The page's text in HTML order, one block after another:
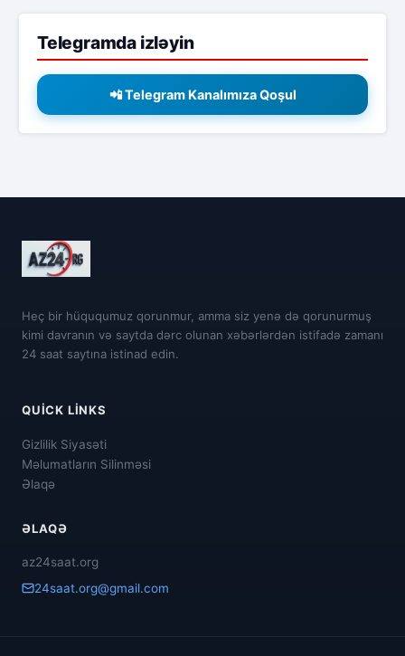
Telegramda izləyin
📲 Telegram Kanalımıza Qoşul
Heç bir hüququmuz qorunmur, amma siz yenə də qorunurmuş
kimi davranın və saytda dərc olunan xəbərlərdən istifadə zamanı
24 saat saytına istinad edin.
QUICK LINKS
Gizlilik Siyasəti
Məlumatların Silinməsi
Əlaqə
ƏLAQƏ
az24saat.org
24saat.org@gmail.com